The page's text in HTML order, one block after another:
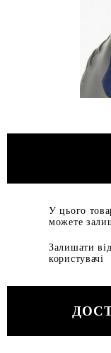
У цього
можете
Залишати
користувачі